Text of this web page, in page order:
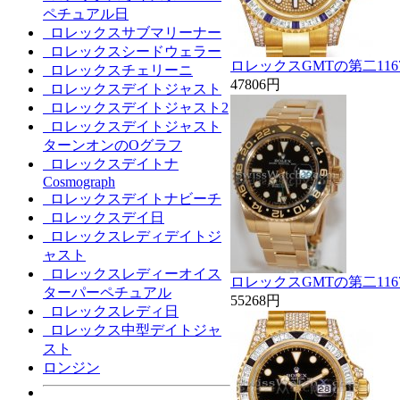
ペチュアル日
ロレックスサブマリーナー
ロレックスシードウェラー
ロレックスチェリーニ
ロレックスデイトジャスト
ロレックスデイトジャスト2
ロレックスデイトジャスト
ターンオンのOグラフ
ロレックスデイトナ
Cosmograph
ロレックスデイトナビーチ
ロレックスデイ日
ロレックスレディデイトジ
ャスト
ロレックスレディーオイス
ターパーペチュアル
ロレックスレディ日
ロレックス中型デイトジャ
スト
ロンジン
ロレックスGMTの第二
47806円
ロレックスGMTの第二
55268円